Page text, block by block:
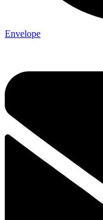
Envelope